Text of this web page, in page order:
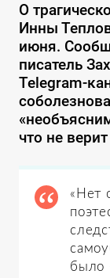
О
Инны
июня.
писатель
Telegram-
что не
«Нет
было